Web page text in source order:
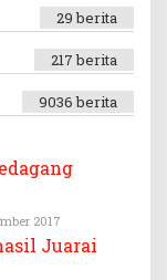
29 berita
217 berita
9036 berita
2017
E
Juarai